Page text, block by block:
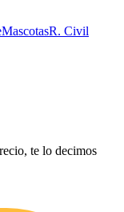
MascotasR. Civil
te lo decimos